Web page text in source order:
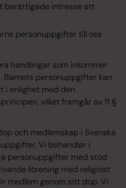
berättigade intresse att
personuppgifter till oss
handlingar som inkommer
Barnets personuppgifter kan
i enlighet med den
vilket framgår av 11 §
och medlemskap i Svenska
Vi behandlar i
personuppgifter med stöd
förening med religiöst
medlem genom sitt dop. Vi